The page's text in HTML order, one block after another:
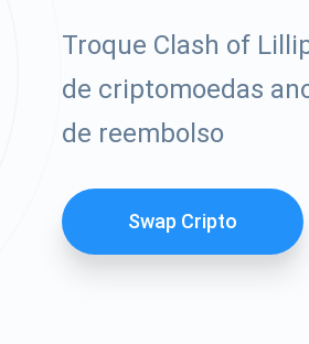
Troque Clash of
de criptomoedas
de reembolso
Swap Cripto